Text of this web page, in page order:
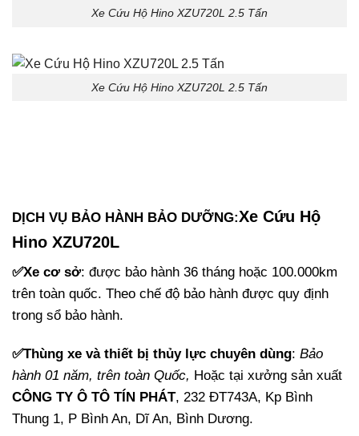
Xe Cứu Hộ Hino XZU720L 2.5 Tấn
Xe Cứu Hộ Hino XZU720L 2.5 Tấn
DỊCH VỤ BẢO HÀNH BẢO DƯỠNG:Xe Cứu Hộ
Hino XZU720L
✅Xe cơ sở: được bảo hành 36 tháng hoặc 100.000km
trên toàn quốc. Theo chế độ bảo hành được quy định
trong sổ bảo hành.
✅Thùng xe và thiết bị thủy lực chuyên dùng: Bảo
hành 01 năm, trên toàn Quốc, Hoặc tại xưởng sản xuất
CÔNG TY Ô TÔ TÍN PHÁT, 232 ĐT743A, Kp Bình
Thung 1, P Bình An, Dĩ An, Bình Dương.